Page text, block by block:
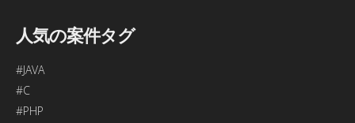
人気の案件タグ
#JAVA
#C
#PHP